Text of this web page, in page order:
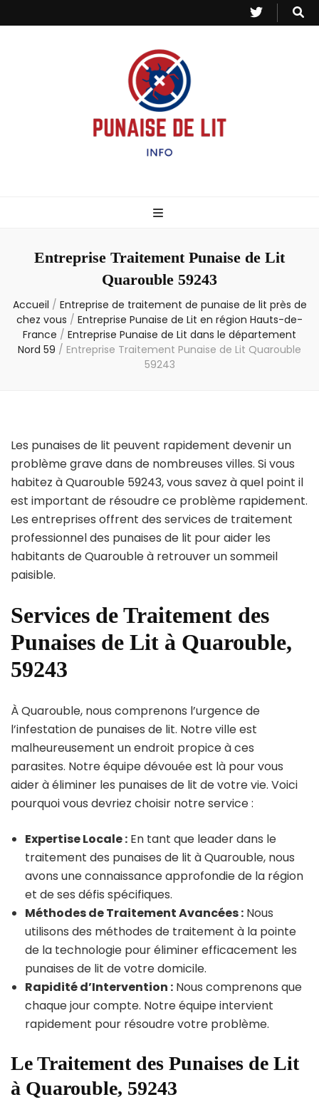
– Info
Entreprise Traitement Punaise de Lit
Quarouble 59243
Accueil / Entreprise de traitement de punaise de lit près de
chez vous / Entreprise Punaise de Lit en région Hauts-de-
France / Entreprise Punaise de Lit dans le département
Nord 59 / Entreprise Traitement Punaise de Lit Quarouble
59243
Les punaises de lit peuvent rapidement devenir un
problème grave dans de nombreuses villes. Si vous
habitez à Quarouble 59243, vous savez à quel point il
est important de résoudre ce problème rapidement.
Les entreprises offrent des services de traitement
professionnel des punaises de lit pour aider les
habitants de Quarouble à retrouver un sommeil
paisible.
Services de Traitement des
Punaises de Lit à Quarouble,
59243
À Quarouble, nous comprenons l’urgence de
l’infestation de punaises de lit. Notre ville est
malheureusement un endroit propice à ces
parasites. Notre équipe dévouée est là pour vous
aider à éliminer les punaises de lit de votre vie. Voici
pourquoi vous devriez choisir notre service :
Expertise Locale : En tant que leader dans le
traitement des punaises de lit à Quarouble, nous
avons une connaissance approfondie de la région
et de ses défis spécifiques.
Méthodes de Traitement Avancées : Nous
utilisons des méthodes de traitement à la pointe
de la technologie pour éliminer efficacement les
punaises de lit de votre domicile.
Rapidité d’Intervention : Nous comprenons que
chaque jour compte. Notre équipe intervient
rapidement pour résoudre votre problème.
Le Traitement des Punaises de Lit
à Quarouble, 59243